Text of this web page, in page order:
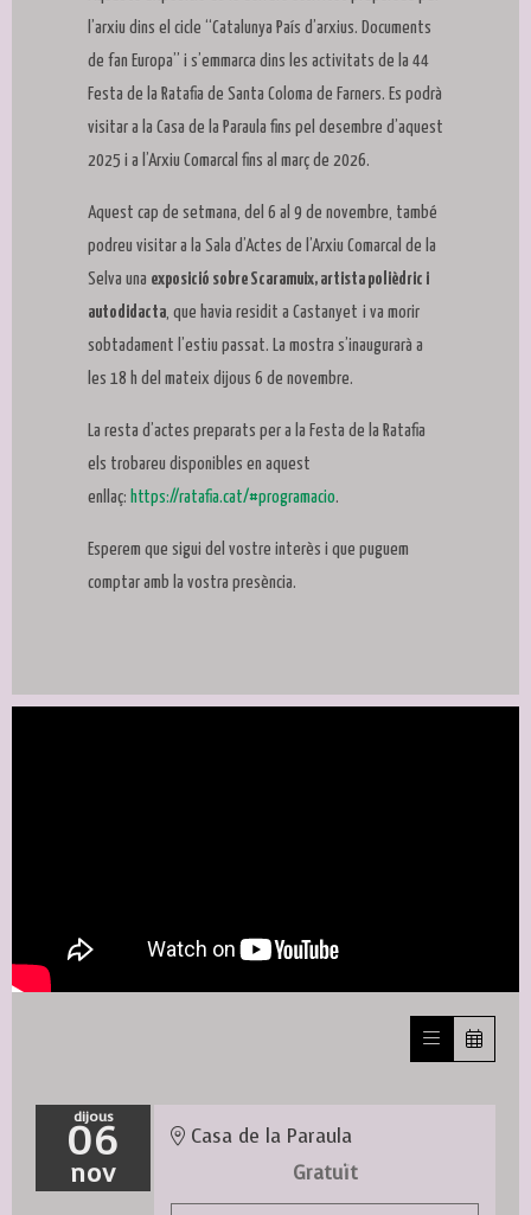
l’arxiu dins el cicle “Catalunya País d’arxius. Documents
de fan Europa” i s’emmarca dins les activitats de la 44
Festa de la Ratafia de Santa Coloma de Farners. Es podrà
visitar a la Casa de la Paraula fins pel desembre d’aquest
2025 i a l’Arxiu Comarcal fins al març de 2026.
Aquest cap de setmana, del 6 al 9 de novembre, també
podreu visitar a la Sala d’Actes de l’Arxiu Comarcal de la
Selva una exposició sobre Scaramuix, artista polièdric i
autodidacta, que havia residit a Castanyet i va morir
sobtadament l’estiu passat. La mostra s’inaugurarà a
les 18 h del mateix dijous 6 de novembre.
La resta d’actes preparats per a la Festa de la Ratafia
els trobareu disponibles en aquest
enllaç: https://ratafia.cat/#programacio.
Esperem que sigui del vostre interès i que puguem
comptar amb la vostra presència.
dijous
06
nov
Casa de la Paraula
Gratuït